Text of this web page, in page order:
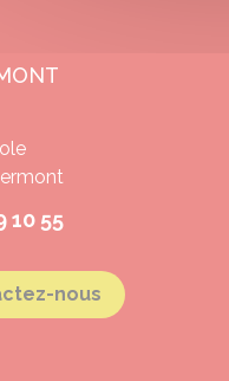
10 55
nous